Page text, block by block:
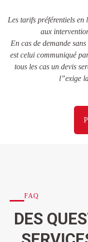
Les tarifs préférentiels
aux
En cas de demande
est celui communiqué
tous les cas un devis
l”exige
FAQ
DES